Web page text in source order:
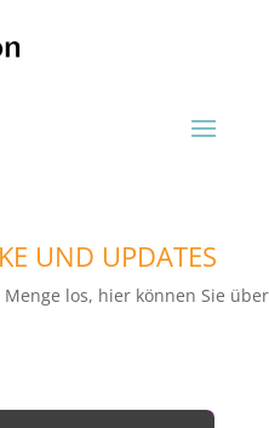
UND UPDATES
los, hier können Sie